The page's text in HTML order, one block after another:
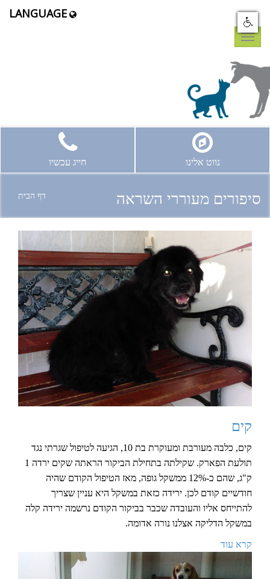
LANGUAGE
Toggle
נווט אלינו חייג עכשיו
סיפורים מעוררי השראה דף הבית
קים
קים, כלבה מעורבת ומעוקרת בת 10, הגיעה לטיפול שגרתי נגד
תולעת הפארק. שקילתה בתחילת הביקור הראתה שקים ירדה 1
ק"ג, שהם כ-12% ממשקל גופה, מאז הטיפול הקודם שהיה
חודשיים קודם לכן. ירידה כזאת במשקל היא עניין שצריך
להתייחס אליו והעובדה שכבר בביקור הקודם נרשמה ירידה קלה
במשקל הדליקה אצלנו נורה אדומה.
קרא עוד